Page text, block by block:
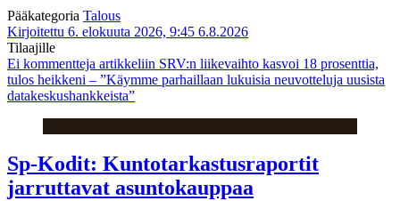
Pääkategoria Talous
Kirjoitettu 6. elokuuta 2026, 9:45 6.8.2026
Tilaajille
Ei kommentteja artikkeliin SRV:n liikevaihto kasvoi 18 prosenttia,
tulos heikkeni – ”Käymme parhaillaan lukuisia neuvotteluja uusista
datakeskushankkeista”
Sp-Kodit: Kuntotarkastusraportit
jarruttavat asuntokauppaa